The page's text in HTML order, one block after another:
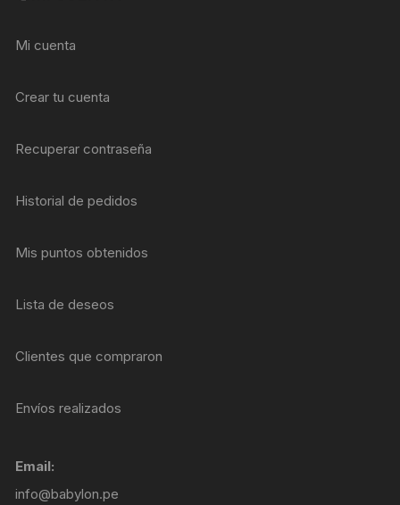
Mi cuenta
Crear tu cuenta
Recuperar contraseña
Historial de pedidos
Mis puntos obtenidos
Lista de deseos
Clientes que compraron
Envíos realizados
Email:
info@babylon.pe